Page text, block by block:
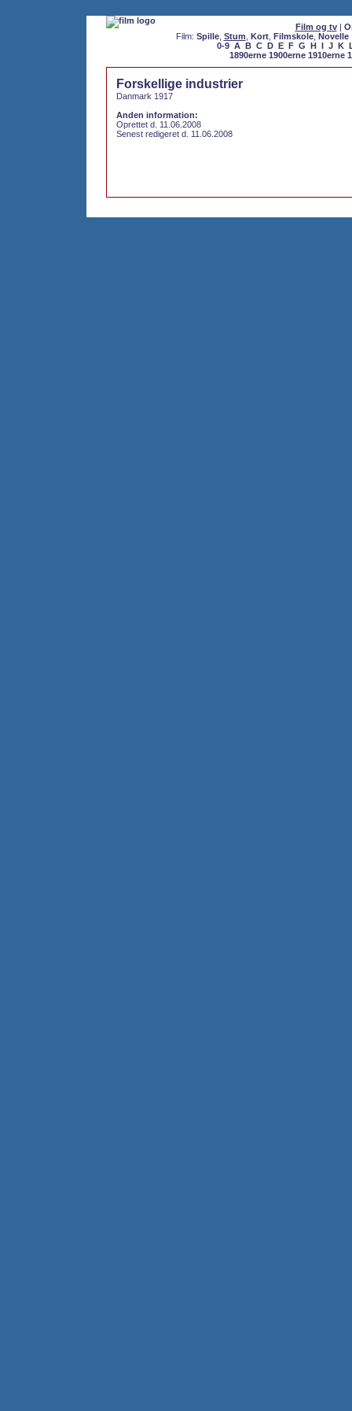
Film og tv|
Film: Spille, Stum Kort, Filmskole, Novelle
0-9 A B C D E F G H I J K
1890erne 1900erne 1910erne
Forskellige industrier
Danmark 1917
Anden information:
Oprettet d. 11.06.2008
Senest redigeret d. 11.06.2008